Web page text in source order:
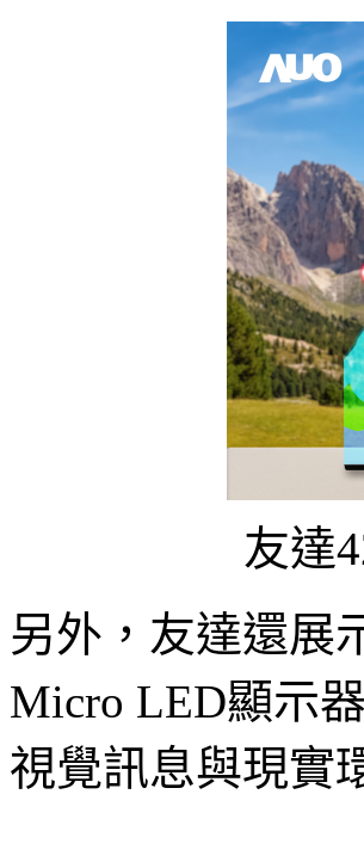
友達
另外，友達還展
Micro LED顯示
視覺訊息與現實